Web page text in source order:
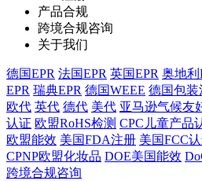
产品合规
跨境合规咨询
关于我们
德国EPR 法国EPR 英国EPR 奥地利
EPR 瑞典EPR 德国WEEE 德国包装
欧代 英代 德代 美代 亚马逊气候友
认证 欧盟RoHS检测 CPC儿童产品
欧盟能效 美国FDA注册 美国FCC
CPNP欧盟化妆品 DOE美国能效
跨境合规咨询